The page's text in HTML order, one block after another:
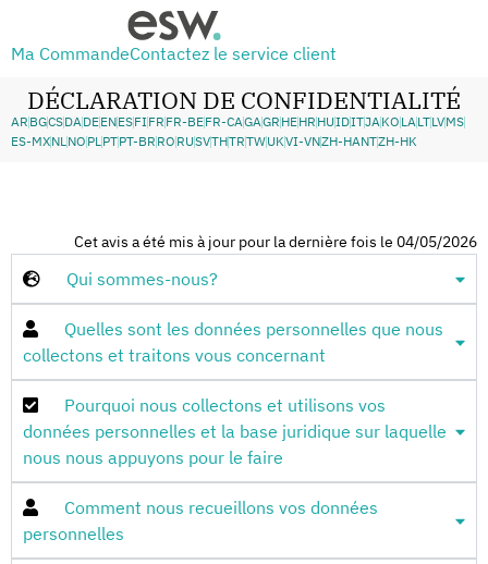
Ma CommandeContactez le service client
DÉCLARATION DE CONFIDENTIALITÉ
AR BGCSDADEENESFI FR FR-BEFR-CAGAGR HEHR HUIDITJAKO LALTLVMS
ES-MXNLNO PLPTPT-BR RO RUSVTHTRTWUKVI-VNZH-HANTZH-HK
Cet avis a été mis à jour pour la dernière fois le 04/05/2026
Qui sommes-nous?
Quelles sont les données personnelles que nous
collectons et traitons vous concernant
Pourquoi nous collectons et utilisons vos
données personnelles et la base juridique sur laquelle
nous nous appuyons pour le faire
Comment nous recueillons vos données
personnelles